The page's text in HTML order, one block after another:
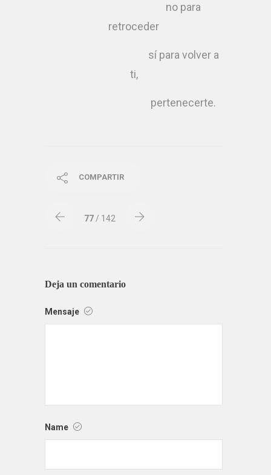
no para
retroceder
sí para volver a
ti,
pertenecerte.
COMPARTIR
77/ 142
Deja un comentario
Mensaje
Name